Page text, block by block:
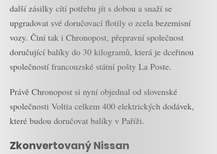
další zásilky cítí potřebu jít s dobou a snaží se
upgradovat své doručovací flotily o zcela bezemisní
vozy. Činí tak i Chronopost, přepravní společnost
doručující balíky do 30 kilogramů, která je dceřinou
společností francouzské státní pošty La Poste.
Právě Chronopost si nyní objednal od slovenské
společnosti Voltia celkem 400 elektrických dodávek,
které budou doručovat balíky v Paříži.
Zkonvertovaný Nissan